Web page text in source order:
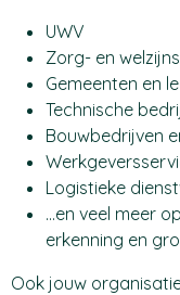
UWV
Zorg- en
Gemeenten en
Technische
Bouwbedrijven
Logistieke
…en veel meer
erkenning en
Ook jouw